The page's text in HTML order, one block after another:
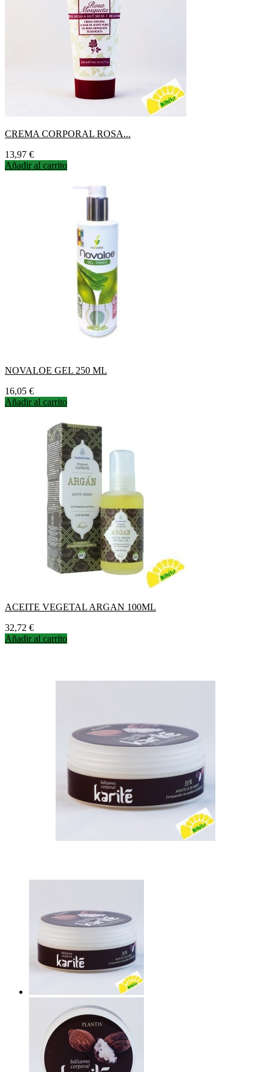
CREMA CORPORAL ROSA...
Precio
13,97 €
Añadir al carrito
NOVALOE GEL 250 ML
Precio
16,05 €
Añadir al carrito
ACEITE VEGETAL ARGAN 100ML
Precio
32,72 €
Añadir al carrito